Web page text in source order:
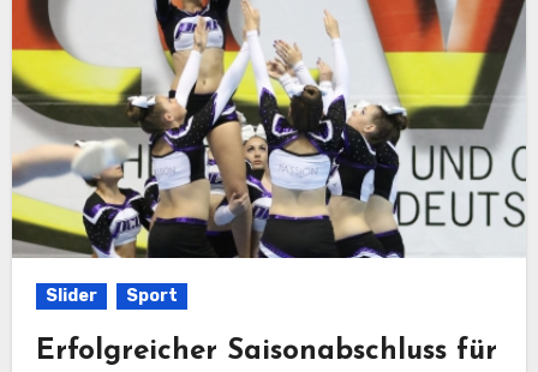
Slider Sport
Erfolgreicher Saisonabschluss für